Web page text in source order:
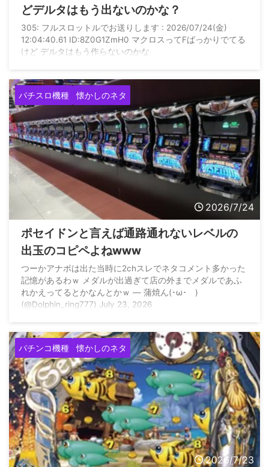
どデルタはもう出ないのかな？
305: フルスロットルでお送りします : 2026/07/24(金)
12:04:40.61 ID:8Z0G1ZmH0 マクロスってFばっかりでてる
けど デルタはもう作らないのかな
パチスロ機種 懐かしのネタ
2026/7/24
ポセイドンと言えば通路通れないレベルの
出玉のコピペよねwww
つーかアナポは出た当時に2chスレでネタコメント多かった
記憶があるわｗ メダルが出過ぎて店の外までメダルであふ
れかえってるとかなんとかｗ — 蒲焼ん(･ω･ )
(@Dolphin_ring777) July 23, 2026
パチンコ機種 懐かしのネタ
2026/7/23